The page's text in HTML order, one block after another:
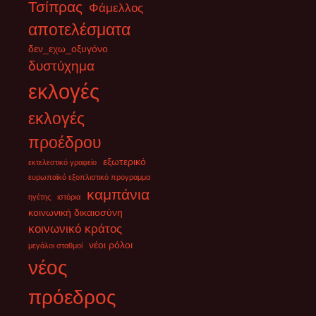
Υπό κράτηση η πρώην επικεφαλής της εξωτερικής πολιτικής και
ανώτερος διπλωμάτης της ΕΕ, Φεντερίκα Μογκερίνι. Μετά από
σημερινές αναφορές ότι
Τσίπρας Φάμελλος
αποτελέσματα
δεν_εχω_οξυγόνο
δυστύχημα
εκλογές
εκλογές
προέδρου
εκτελεστικό γραφείο εξωτερικό
ευρωπαϊκό εξοπλιστικό προγραμμα
ηγέτης ιστόρια καμπάνια
κοινωνική δικαιοσύνη
κοινωνικό κράτος
μεγάλοι σταθμοί νέοι ρόλοι
νέος
πρόεδρος